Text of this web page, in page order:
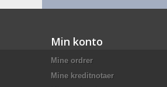
Min konto
Mine ordrer
Mine kreditnotaer